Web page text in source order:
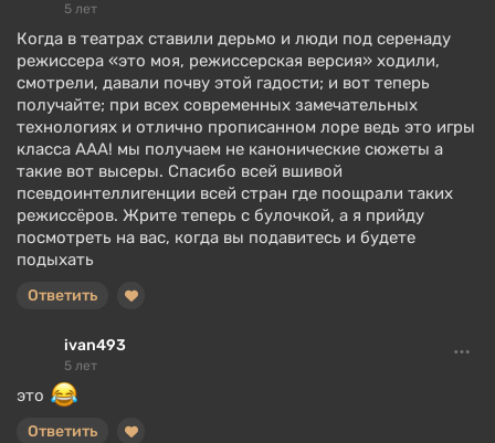
5 лет
Когда в театрах ставили дерьмо и люди под серенаду
режиссера «это моя, режиссерская версия» ходили,
смотрели, давали почву этой гадости; и вот теперь
получайте; при всех современных замечательных
технологиях и отлично прописанном лоре ведь это игры
класса ААА! мы получаем не канонические сюжеты а
такие вот высеры. Спасибо всей вшивой
псевдоинтеллигенции всей стран где поощрали таких
режиссёров. Жрите теперь с булочкой, а я прийду
посмотреть на вас, когда вы подавитесь и будете
подыхать
Ответить
ivan493
5 лет
это
Ответить